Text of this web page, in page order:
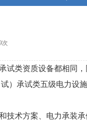
次
试类资质设备都相同
）承试类五级电力设
术方案、电力承装承